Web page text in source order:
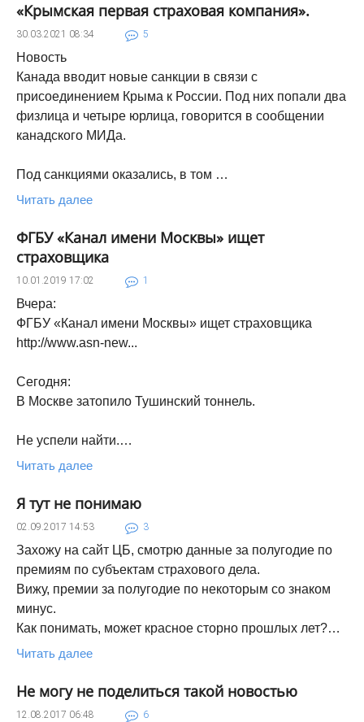
«Крымская первая страховая компания».
30.03.2021 08:34 5
Новость
Канада вводит новые санкции в связи с
присоединением Крыма к России. Под них попали два
физлица и четыре юрлица, говорится в сообщении
канадского МИДа.
Под санкциями оказались, в том …
Читать далее
ФГБУ «Канал имени Москвы» ищет
страховщика
10.01.2019 17:02 1
Вчера:
ФГБУ «Канал имени Москвы» ищет страховщика
http://www.asn-new...
Сегодня:
В Москве затопило Тушинский тоннель.
Не успели найти.…
Читать далее
Я тут не понимаю
02.09.2017 14:53 3
Захожу на сайт ЦБ, смотрю данные за полугодие по
премиям по субъектам страхового дела.
Вижу, премии за полугодие по некоторым со знаком
минус.
Как понимать, может красное сторно прошлых лет?…
Читать далее
Не могу не поделиться такой новостью
12.08.2017 06:48 6